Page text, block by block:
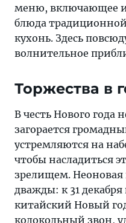
меню, включающее
блюда
кухонь. Здесь
волнительное
Торжества в
В честь Нового
загорается
устремляются на
чтобы насладиться
зрелищем. Неоновая
дважды: к 31
китайский Новый
колокольный звон,